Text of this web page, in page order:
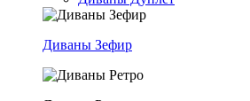
Диваны Зефир